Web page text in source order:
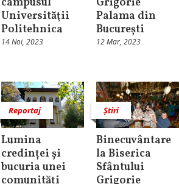
Universităţii
Politehnica
14 Noi, 2023
Palama din
București
12 Mar, 2023
Reportaj
Lumina
credinței și
bucuria unei
comunități
Știri
Binecuvântare
la Biserica
Sfântului
Grigorie